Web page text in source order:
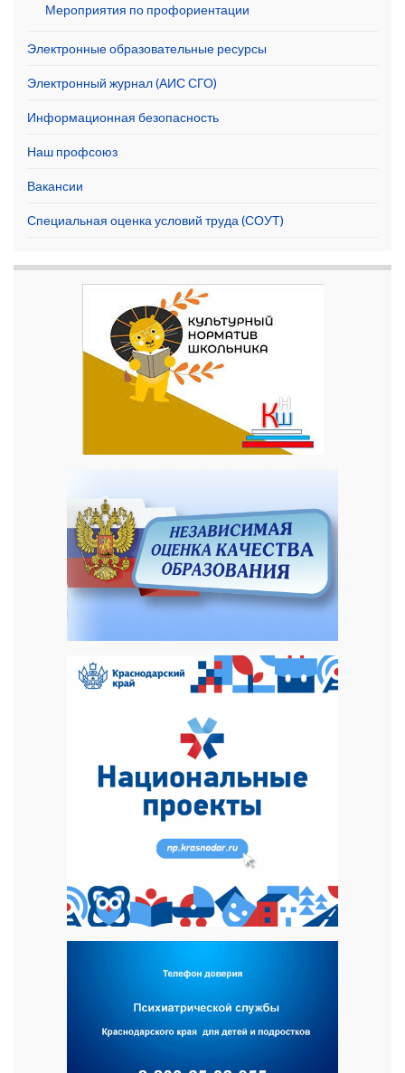
Мероприятия по профориентации
Электронные образовательные ресурсы
Электронный журнал (АИС СГО)
Информационная безопасность
Наш профсоюз
Вакансии
Специальная оценка условий труда (СОУТ)